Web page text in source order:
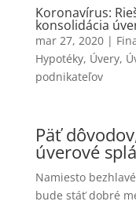
Koronavírus:
konsolidácia
mar 27, 2020|
Hypotéky, Úvery,
podnikateľov
Päť
úverové
Namiesto
bude stáť dobré